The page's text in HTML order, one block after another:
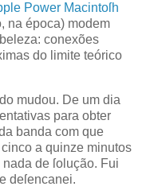
Power Macintoſh
na época) modem
conexões
do limite teórico
mudou. De um dia
para obter
banda com que
cinco a quinze minutos
de ſolução. Fui
deſencanei.